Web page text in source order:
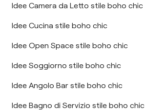
Idee Camera da Letto stile boho chic
Idee Cucina stile boho chic
Idee Open Space stile boho chic
Idee Soggiorno stile boho chic
Idee Angolo Bar stile boho chic
Idee Bagno di Servizio stile boho chic